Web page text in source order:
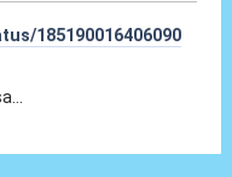
185190016406090